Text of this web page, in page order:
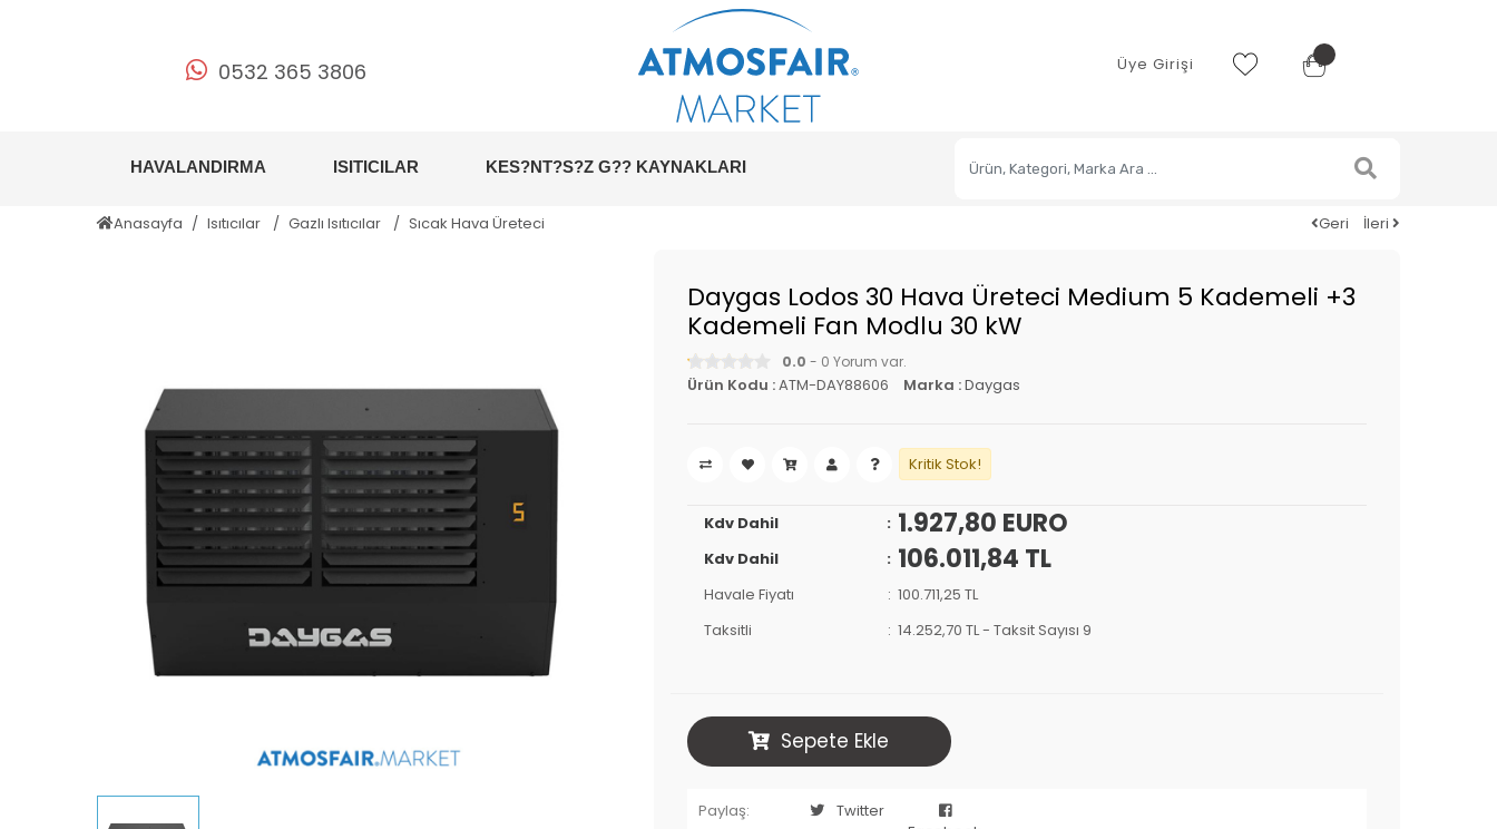
0532 365 3806 Üye Girişi
HAVALANDIRMA ISITICILAR KES?NT?S?Z G?? KAYNAKLARI
Anasayfa Isıtıcılar Gazlı Isıtıcılar Sıcak Hava Üreteci Geri İleri
Daygas Lodos 30 Hava Üreteci Medium 5 Kademeli +3
Kademeli Fan Modlu 30 kW
0.0 - 0 Yorum var.
Ürün Kodu :ATM-DAY88606 Marka :Daygas
Kritik Stok!
Kdv Dahil 1.927,80 EURO
Kdv Dahil 106.011,84 TL
Havale Fiyatı
100.711,25 TL
Taksitli
14.252,70 TL- Taksit Sayısı 9
Sepete Ekle
Paylaş:
Twitter